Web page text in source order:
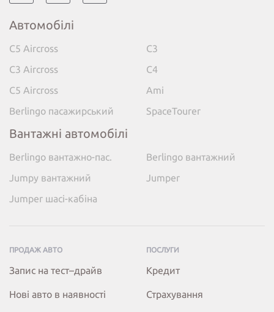
Автомобілі
C5 Aircross
C3
C3 Aircross
C4
C5 Aircross
Ami
Berlingo пасажирський
SpaceTourer
Вантажні автомобілі
Berlingo вантажно-пас.
Berlingo вантажний
Jumpy вантажний
Jumper
Jumper шасі-кабіна
ПРОДАЖ АВТО
Запис на тест–драйв
Нові авто в наявності
ПОСЛУГИ
Кредит
Страхування